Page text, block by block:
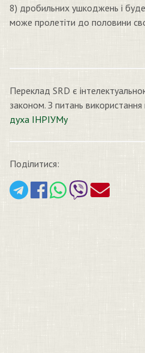
8) дробильних ушкоджень і
може пролетіти до половини
Переклад SRD є
законом. З питань
духа ІНРІУМу
Поділитися: